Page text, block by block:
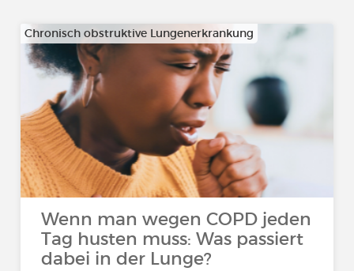
Chronisch obstruktive Lungenerkrankung
Wenn man wegen COPD jeden
Tag husten muss: Was passiert
dabei in der Lunge?